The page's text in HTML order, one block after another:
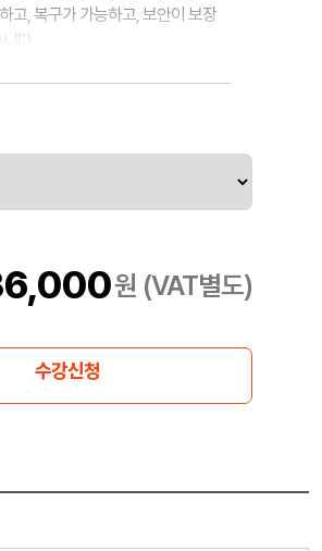
고, 복구가 가능하고, 보안이 보장
다.
바른 디자인 결정을 내리는 데
원 (VAT별도)
수강신청